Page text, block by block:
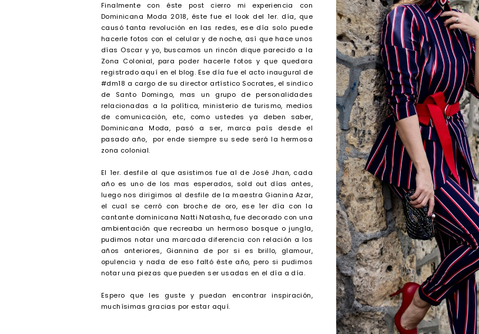
Finalmente con éste post cierro mi experiencia con
Dominicana Moda 2018, éste fue el look del 1er. día, que
causó tanta revolución en las redes, ese día solo puede
hacerle fotos con el celular y de noche, así que hace unos
días Oscar y yo, buscamos un rincón dique parecido a la
Zona Colonial, para poder hacerle fotos y que quedara
registrado aquí en el blog. Ese día fue el acto inaugural de
#dm18 a cargo de su director artístico Socrates, el sindico
de Santo Domingo, mas un grupo de personalidades
relacionadas a la política, ministerio de turismo, medios
de comunicación, etc, como ustedes ya deben saber,
Dominicana Moda, pasó a ser, marca país desde el
pasado año, por ende siempre su sede será la hermosa
zona colonial.
El 1er. desfile al que asistimos fue al de José Jhan, cada
año es uno de los mas esperados, sold out días antes,
luego nos dirigimos al desfile de la maestra Gianina Azar,
el cual se cerró con broche de oro, ese 1er día con la
cantante dominicana Natti Natasha, fue decorado con una
ambientación que recreaba un hermoso bosque o jungla,
pudimos notar una marcada diferencia con relación a los
años anteriores, Giannina de por si es brillo, glamour,
opulencia y nada de eso faltó éste año, pero si pudimos
notar una piezas que pueden ser usadas en el día a día.
Espero que les guste y puedan encontrar inspiración,
muchísimas gracias por estar aquí.